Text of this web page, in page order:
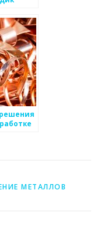
МЕТАЛЛОВ